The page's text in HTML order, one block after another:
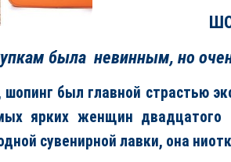
была невинным, но
шопинг был главной страстью
ярких женщин двадцатого
сувенирной лавки, она